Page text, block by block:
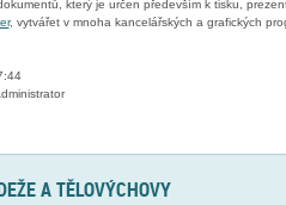
který je určen především k tisku,
, vytvářet v mnoha kancelářských a grafických
A TĚLOVÝCHOVY